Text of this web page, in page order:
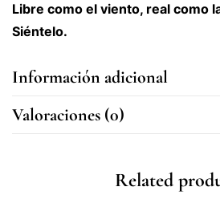
Libre como el viento, real como
Siéntelo.
Información adicional
Valoraciones (0)
Related